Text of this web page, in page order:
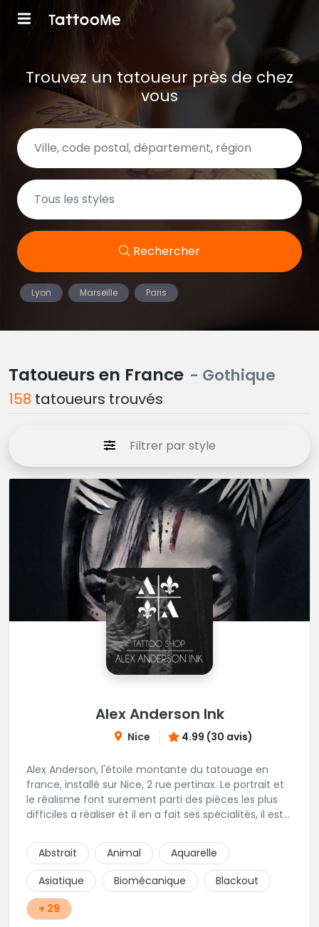
Trouvez un tatoueur près de chez
vous
Rechercher
Lyon Marseille Paris
Tatoueurs en France - Gothique
158 tatoueurs trouvés
Filtrer par style
Alex Anderson Ink
Nice 4.99 (30 avis)
Alex Anderson, l'étoile montante du tatouage en
france, installé sur Nice, 2 rue pertinax. Le portrait et
le réalisme font surement parti des pièces les plus
difficiles a réaliser et il en a fait ses spécialités, il est
religieux ou du chicanos. Romain son frère sera vous
combler par sa finesse pour des pièces comme le
mandala, l'ornemental ou la calligraphie pour le
bonheur des futurs tatoués. Il y a aussi Léa, Maureen,
Fat, Tom, Sento, Lily, des artistes hors normes. Il n'y a
qu'à regarder les pièces sélectionnées ici pour
Abstrait Animal
Aquarelle
Asiatique
Biomécanique
Blackout
+ 29